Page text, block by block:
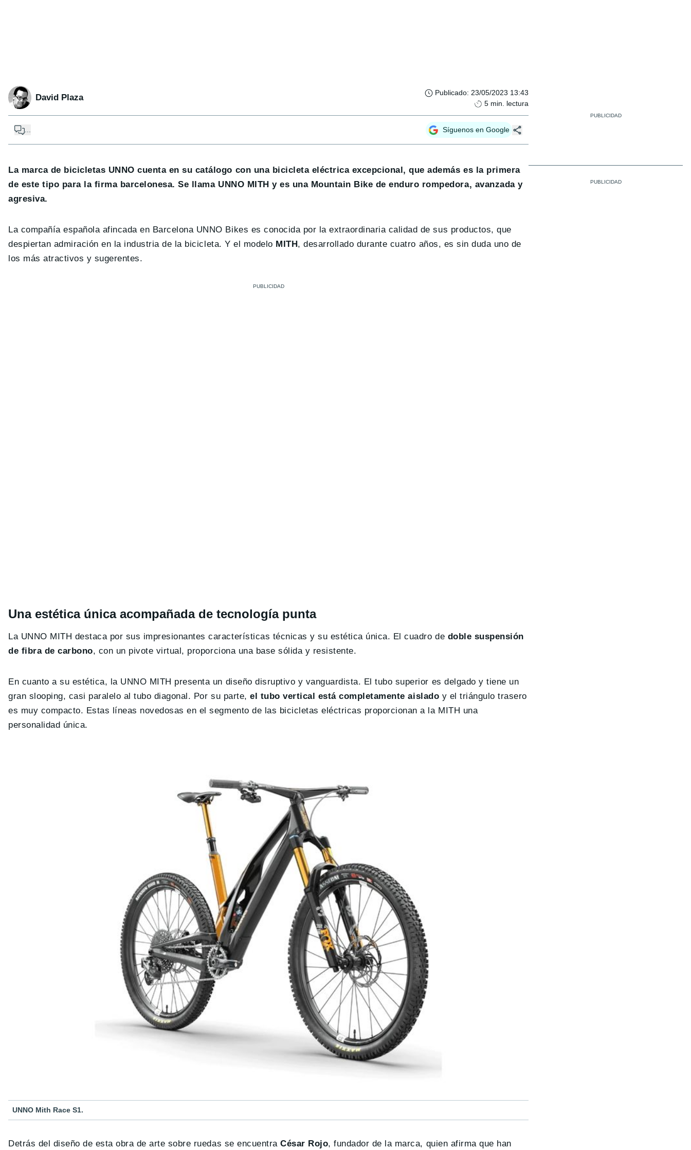
David Plaza Publicado: 23/05/2023 13:43
5 min. lectura
... Síguenos en Google
La marca de bicicletas UNNO cuenta en su catálogo con una bicicleta eléctrica excepcional, que además es la primera
de este tipo para la firma barcelonesa. Se llama UNNO MITH y es una Mountain Bike de enduro rompedora, avanzada y
agresiva.
La compañía española afincada en Barcelona UNNO Bikes es conocida por la extraordinaria calidad de sus productos, que
despiertan admiración en la industria de la bicicleta. Y el modelo MITH , desarrollado durante cuatro años, es sin duda uno de
los más atractivos y sugerentes.
Una estética única acompañada de tecnología punta
La UNNO MITH destaca por sus impresionantes características técnicas y su estética única. El cuadro de doble suspensión
de fibra de carbono, con un pivote virtual, proporciona una base sólida y resistente.
En cuanto a su estética, la UNNO MITH presenta un diseño disruptivo y vanguardista. El tubo superior es delgado y tiene un
gran slooping, casi paralelo al tubo diagonal. Por su parte,el tubo vertical está completamente aislado y el triángulo trasero
es muy compacto. Estas líneas novedosas en el segmento de las bicicletas eléctricas proporcionan a la MITH una
personalidad única.
UNNO Mith Race S1.
Detrás del diseño de esta obra de arte sobre ruedas se encuentraCésar Rojo, fundador de la marca, quien afirma que han